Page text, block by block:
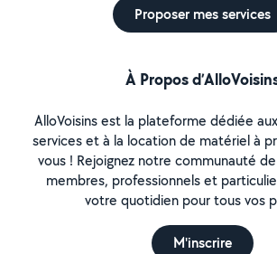
Proposer mes services
À Propos
AlloVoisins est la plateforme dédiée
services et à la location de matériel à
vous ! Rejoignez notre communauté
membres, professionnels et
votre quotidien pour tous vos
M'inscrire